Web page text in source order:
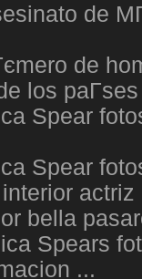
de
de
los
Spear
Spear
bella
Spears
...